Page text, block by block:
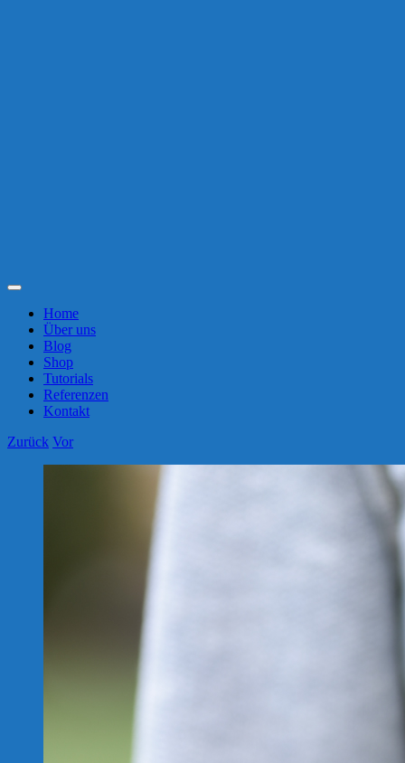
Toggle
NavigationHome
Über uns
Blog
Shop
Tutorials
Referenzen
Kontakt
Zurück Vor